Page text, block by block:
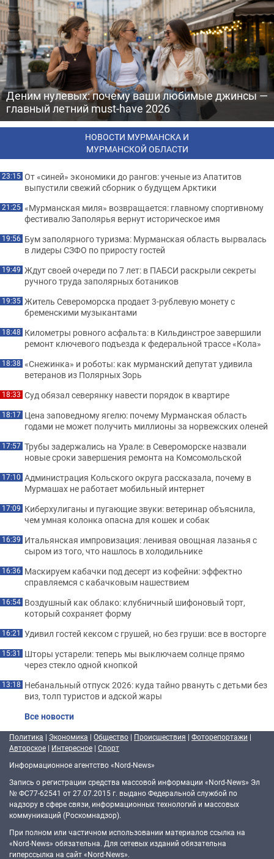
Деним нулевых: почему ваши любимые джинсы —
главный летний must-have 2026
НОВОСТИ МУРМАНСКА И
МУРМАНСКОЙ ОБЛАСТИ
23:15 От «синей» экономики до рангов: ученые из Апатитов
выпустили свежий сборник о будущем Арктики
21:25 «Мурманская миля» возвращается: главному спортивному
фестивалю Заполярья вернут историческое имя
19:56 Бум заполярного туризма: Мурманская область вырвалась
в лидеры СЗФО по приросту гостей
19:49 Ждут своей очереди по 7 лет: в ПАБСИ раскрыли секреты
ручного труда заполярных ботаников
19:35 Житель Североморска продает 3-рублевую монету с
бременскими музыкантами
18:48 Километры ровного асфальта: в Кильдинстрое завершили
ремонт ключевого подъезда к федеральной трассе «Кола»
18:38 «Снежинка» и роботы: как мурманский депутат удивила
ветеранов из Полярных Зорь
18:33 Суд обязал северянку навести порядок в квартире
18:17 Цена заповедному ягелю: почему Мурманская область
годами не может получить миллионы за норвежских оленей
17:57 Трубы задержались на Урале: в Североморске назвали
новые сроки завершения ремонта на Комсомольской
17:10 Администрация Кольского округа рассказала, почему в
Мурмашах не работает мобильный интернет
17:09 Киберхулиганы и пугающие звуки: ветеринар объяснила,
чем умная колонка опасна для кошек и собак
16:39 Итальянская импровизация: ленивая овощная лазанья с
сыром из того, что нашлось в холодильнике
16:36 Маскируем кабачки под десерт из кофейни: эффектно
справляемся с кабачковым нашествием
16:54 Воздушный как облако: клубничный шифоновый торт,
который сохраняет форму
16:21 Удивил гостей кексом с грушей, но без груши: все в восторге
15:31 Шторы устарели: теперь мы выключаем солнце прямо
через стекло одной кнопкой
13:18 Небанальный отпуск 2026: куда тайно рвануть с детьми без
виз, толп туристов и адской жары
Все новости
Политика | Экономика | Общество | Происшествия | Фоторепортажи |
Авторское | Интересное | Спорт
Информационное агентство «Nord-News»
Запись о регистрации средства массовой информации «Nord-News» Эл
№ ФС77-62541 от 27.07.2015 г. выдано Федеральной службой по
надзору в сфере связи, информационных технологий и массовых
коммуникаций (Роскомнадзор).
При полном или частичном использовании материалов ссылка на
«Nord-News» обязательна. Для сетевых изданий обязательна
гиперссылка на сайт «Nord-News».